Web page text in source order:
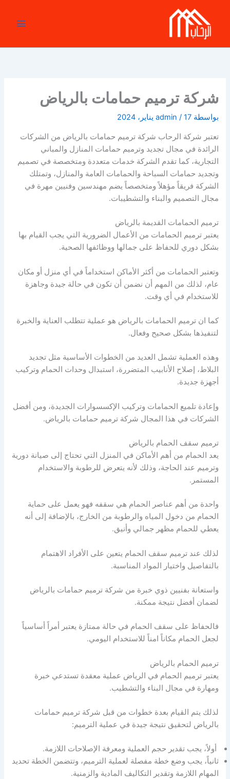
المحتوى
شركة ترميم حمامات بالرياض
بواسطة admin / 17 يناير، 2024
تعتبر شركة الرحاب شركة ترميم حمامات بالرياض من الشركات
الرائدة في مجال تجديد وترميم حمامات المنازل والمباني
التجارية، كما تقدم الشركة خدمات متعددة ومتخصصة في تصميم
وتجديد حمامات السباحة والحمامات العامة والمنازل، وتمتلك
الشركة فريقاً مؤهلاً ومتخصصاً يضم مهندسين وفنيين مهرة في
مجال التصميم والبناء والتشطيبات.
ترميم الحمامات القديمة بالرياض
يعتبر ترميم الحمامات من الأعمال الضرورية التي يجب القيام بها
بشكل دوري للحفاظ على جمالها ووظائفها الصحية.
وتعتبر الحمامات من أكثر الأماكن استخداماً في أي منزل أو مكان
عام، لذلك من المهم أن نضمن أن تكون في حالة جيدة وجاهزة
للاستخدام في أي وقت.
كما ان ترميم الحمامات بالرياض هو عملية تتطلب العناية والخبرة
لتنفيذها بشكل صحيح وفعال.
وهذه العملية تشمل العديد من الخطوات الأساسية مثل تجديد
البلاط، إصلاح الأنابيب المتضررة، استبدال وحدات الحمام وتركيب
أجهزة جديدة.
وإعادة تلميع الحمامات وتركيب الإكسسوارات الجديدة، ومن أفضل
الشركات في هذا المجال شركة ترميم حمامات بالرياض.
ترميم سقف الحمام بالرياض
يعد الحمام من أهم الأماكن في المنزل التي تحتاج إلى صيانة دورية
وترميم عند الحاجة، وذلك لأنه يتعرض للرطوبة والاستخدام
المستمر.
واحدة من أهم عناصر الحمام هي سقفه فهو يعمل على حماية
الحمام من دخول المياه والرطوبة من الخارج، بالإضافة إلى أنه
يعطي للحمام مظهر جمالي وأنيق.
لذلك عند ترميم سقف الحمام يتعين على الأفراد الاهتمام
بالتفاصيل واختيار المواد المناسبة.
واستعانة بفنيين ذوي خبرة من شركة ترميم حمامات بالرياض
لضمان أفضل نتيجة ممكنة.
فالحفاظ على سقف الحمام في حالة ممتازة يعتبر أمراً أساسياً
لجعل الحمام مكاناً امناً للاستخدام اليومي.
ترميم الحمام بالرياض
يعتبر ترميم الحمام في الرياض عملية معقدة تستدعي خبرة
ومهارة في مجال البناء والتشطيب.
لذلك يتم القيام بعدة خطوات من قبل شركة ترميم حمامات
بالرياض لتحقيق نتيجة جيدة في عملية الترميم:
أولاً، يجب تقدير حجم العملية ومعرفة الإصلاحات اللازمة.
ثانياً، يجب وضع خطة مفصلة لعملية الترميم، وتتضمن الخطة تحديد
المهام اللازمة وتقدير التكاليف المادية والزمنية.